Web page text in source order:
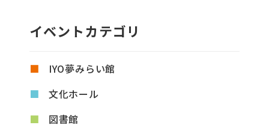
イベントカテゴリ
IYO夢みらい館
文化ホール
図書館